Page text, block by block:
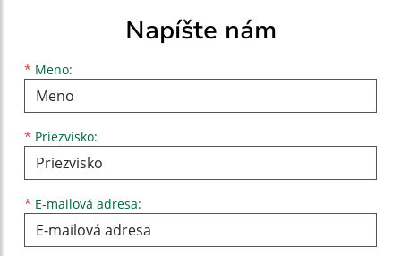
Napíšte nám
* Meno:
Meno
* Priezvisko:
Priezvisko
* E-mailová adresa:
E-mailová adresa